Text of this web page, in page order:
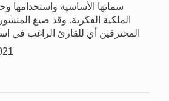
سماتها الأساسية واستخدامها
الملكية الفكرية. وقد صيغ
المحترفين أي للقارئ الراغب في